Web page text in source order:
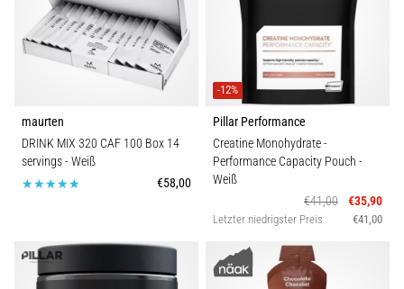
maurten
DRINK MIX 320 CAF 100 Box 14
servings- Weiß
€58,00
-12%
Pillar Performance
Creatine Monohydrate -
Performance Capacity Pouch -
Weiß
€41,00
€35,90
Letzter niedrigster Preis €41,00